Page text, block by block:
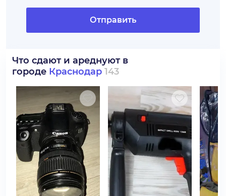
Отправить
Что сдают и ареднуют в
городе Краснодар 143